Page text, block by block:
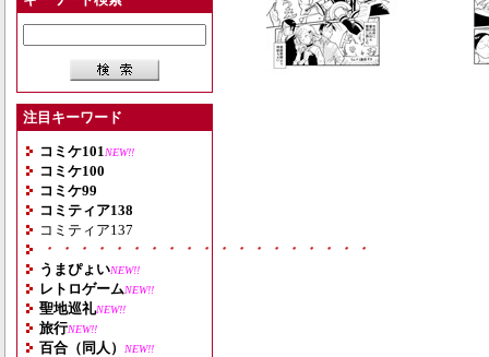
注目キーワード
コミケ101 NEW!!
コミケ100
コミケ99
コミティア138
コミティア137
・・・・・・・・・・・・・・・・・・・
うまぴょいNEW!!
レトロゲームNEW!!
聖地巡礼NEW!!
旅行NEW!!
百合（同人） NEW!!